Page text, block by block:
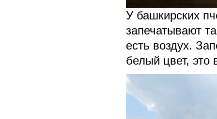
У башкирских
запечатывают
есть воздух.
белый цвет, это